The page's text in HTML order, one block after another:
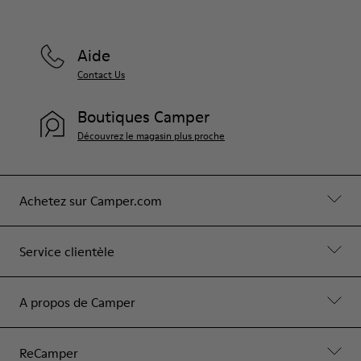
Achetez sur Camper.com
Service clientèle
A propos de Camper
ReCamper
Aide
Contact Us
Boutiques Camper
Découvrez le magasin plus proche